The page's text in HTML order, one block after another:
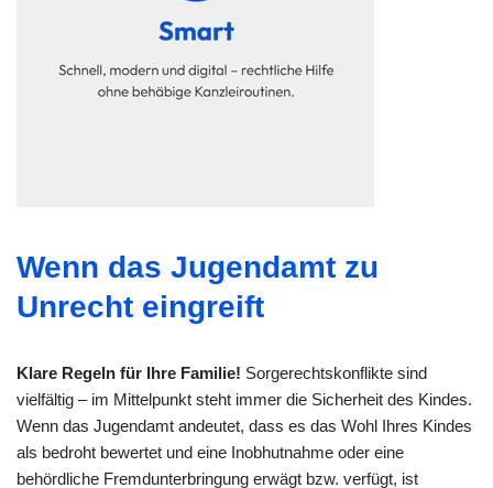
Wenn das Jugendamt zu
Unrecht eingreift
Klare Regeln für Ihre Familie! Sorgerechtskonflikte sind
vielfältig – im Mittelpunkt steht immer die Sicherheit des Kindes.
Wenn das Jugendamt andeutet, dass es das Wohl Ihres Kindes
als bedroht bewertet und eine Inobhutnahme oder eine
behördliche Fremdunterbringung erwägt bzw. verfügt, ist